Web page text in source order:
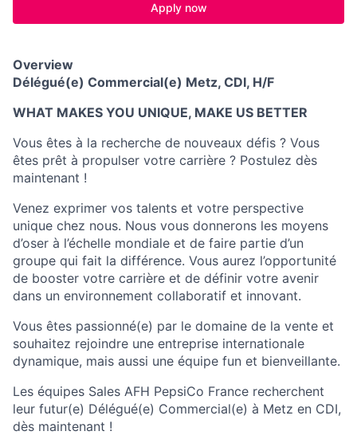
Apply now
Overview
Délégué(e) Commercial(e) Metz, CDI, H/F
WHAT MAKES YOU UNIQUE, MAKE US BETTER
Vous êtes à la recherche de nouveaux défis ? Vous
êtes prêt à propulser votre carrière ? Postulez dès
maintenant !
Venez exprimer vos talents et votre perspective
unique chez nous. Nous vous donnerons les moyens
d’oser à l’échelle mondiale et de faire partie d’un
groupe qui fait la différence. Vous aurez l’opportunité
de booster votre carrière et de définir votre avenir
dans un environnement collaboratif et innovant.
Vous êtes passionné(e) par le domaine de la vente et
souhaitez rejoindre une entreprise internationale
dynamique, mais aussi une équipe fun et bienveillante.
Les équipes Sales AFH PepsiCo France recherchent
leur futur(e) Délégué(e) Commercial(e) à Metz en CDI,
dès maintenant !